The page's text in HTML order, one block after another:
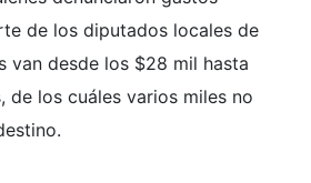
de los diputados locales de
van desde los $28 mil hasta
de los cuáles varios miles no